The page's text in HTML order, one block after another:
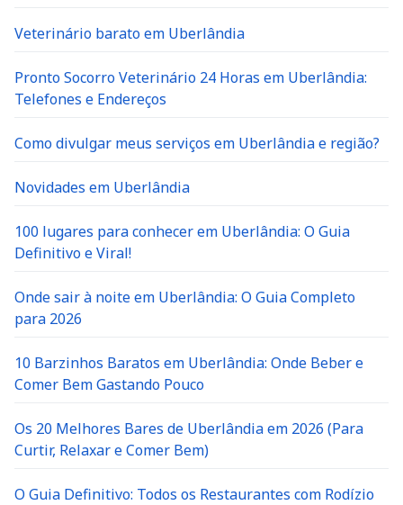
Veterinário barato em Uberlândia
Pronto Socorro Veterinário 24 Horas em Uberlândia:
Telefones e Endereços
Como divulgar meus serviços em Uberlândia e região?
Novidades em Uberlândia
100 lugares para conhecer em Uberlândia: O Guia
Definitivo e Viral!
Onde sair à noite em Uberlândia: O Guia Completo
para 2026
10 Barzinhos Baratos em Uberlândia: Onde Beber e
Comer Bem Gastando Pouco
Os 20 Melhores Bares de Uberlândia em 2026 (Para
Curtir, Relaxar e Comer Bem)
O Guia Definitivo: Todos os Restaurantes com Rodízio